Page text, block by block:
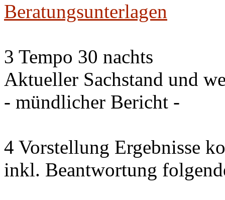
Beratungsunterlagen
3 Tempo 30 nachts
Aktueller Sachstand und
- mündlicher Bericht -
4 Vorstellung Ergebnisse
inkl. Beantwortung